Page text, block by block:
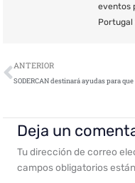
eventos
Portugal
Ant
ANTERIOR
Deja un
Tu dirección de correo
campos obligatorios